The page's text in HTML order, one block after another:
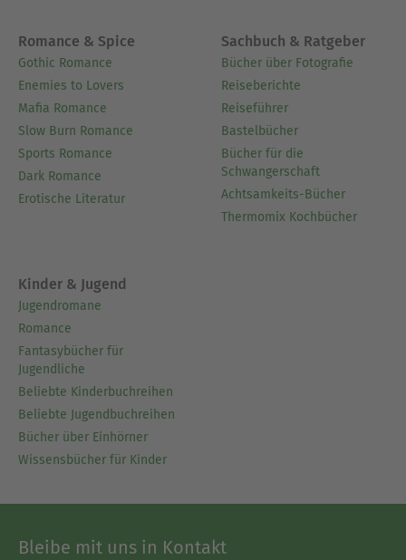
Romance & Spice
Gothic Romance
Enemies to Lovers
Mafia Romance
Slow Burn Romance
Sports Romance
Dark Romance
Erotische Literatur
Sachbuch & Ratgeber
Bücher über Fotografie
Reiseberichte
Reiseführer
Bastelbücher
Bücher für die
Schwangerschaft
Achtsamkeits-Bücher
Thermomix Kochbücher
Kinder & Jugend
Jugendromane
Romance
Fantasybücher für
Jugendliche
Beliebte Kinderbuchreihen
Beliebte Jugendbuchreihen
Bücher über Einhörner
Wissensbücher für Kinder
Bleibe mit uns in Kontakt